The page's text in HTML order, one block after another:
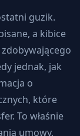
guzik.
a kibice
zdobywającego
jednak, jak
o
które
To właśnie
umowy,